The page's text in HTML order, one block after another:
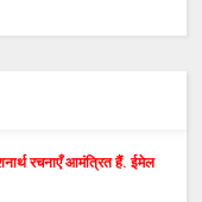
रचनाएँ आमंत्रित हैं. ईमेल